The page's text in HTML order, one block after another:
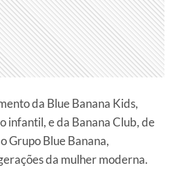
da Blue Banana Kids,
infantil, e da Banana Club, de
Grupo Blue Banana,
da mulher moderna.